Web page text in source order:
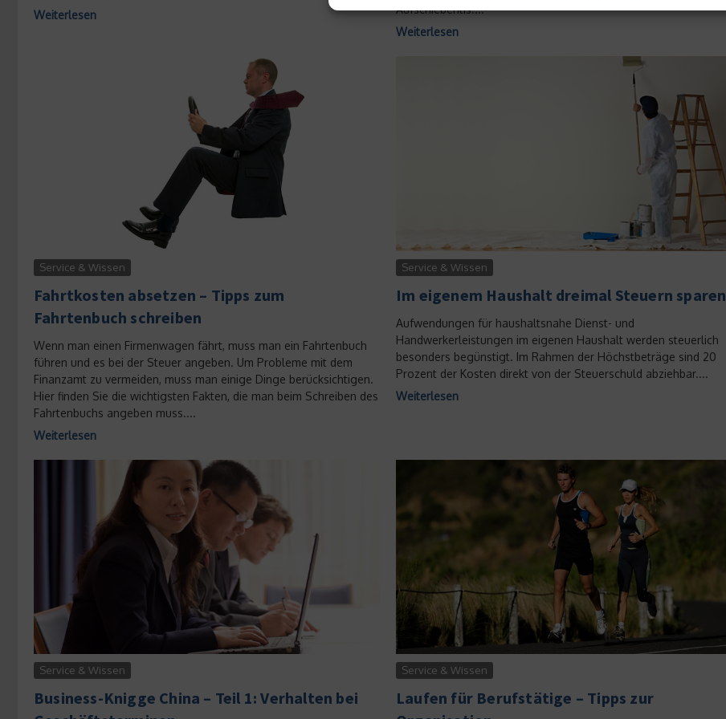
Weiterlesen
Aufschieberitis....
Weiterlesen
Service & Wissen
Fahrtkosten absetzen – Tipps zum
Fahrtenbuch schreiben
Wenn man einen Firmenwagen fährt, muss man ein Fahrtenbuch
führen und es bei der Steuer angeben. Um Probleme mit dem
Finanzamt zu vermeiden, muss man einige Dinge berücksichtigen.
Hier finden Sie die wichtigsten Fakten, die man beim Schreiben des
Fahrtenbuchs angeben muss....
Weiterlesen
Service & Wissen
Im eigenem Haushalt dreimal Steuern sparen
Aufwendungen für haushaltsnahe Dienst- und
Handwerkerleistungen im eigenen Haushalt werden steuerlich
besonders begünstigt. Im Rahmen der Höchstbeträge sind 20
Prozent der Kosten direkt von der Steuerschuld abziehbar....
Weiterlesen
Service & Wissen
Business-Knigge China – Teil 1: Verhalten bei
Service & Wissen
Laufen für Berufstätige – Tipps zur
Job im Ausland als
1. November 2012